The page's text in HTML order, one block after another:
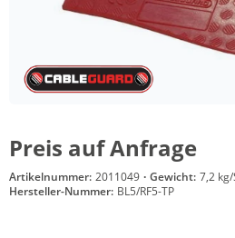
Preis auf Anfrage
Artikelnummer: 2011049 · Gewicht: 7,2
Hersteller-Nummer: BL5/RF5-TP